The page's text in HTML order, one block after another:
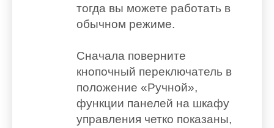
тогда вы можете работать в
обычном режиме.
Сначала поверните
кнопочный переключатель в
положение «Ручной»,
функции панелей на шкафу
управления четко показаны,